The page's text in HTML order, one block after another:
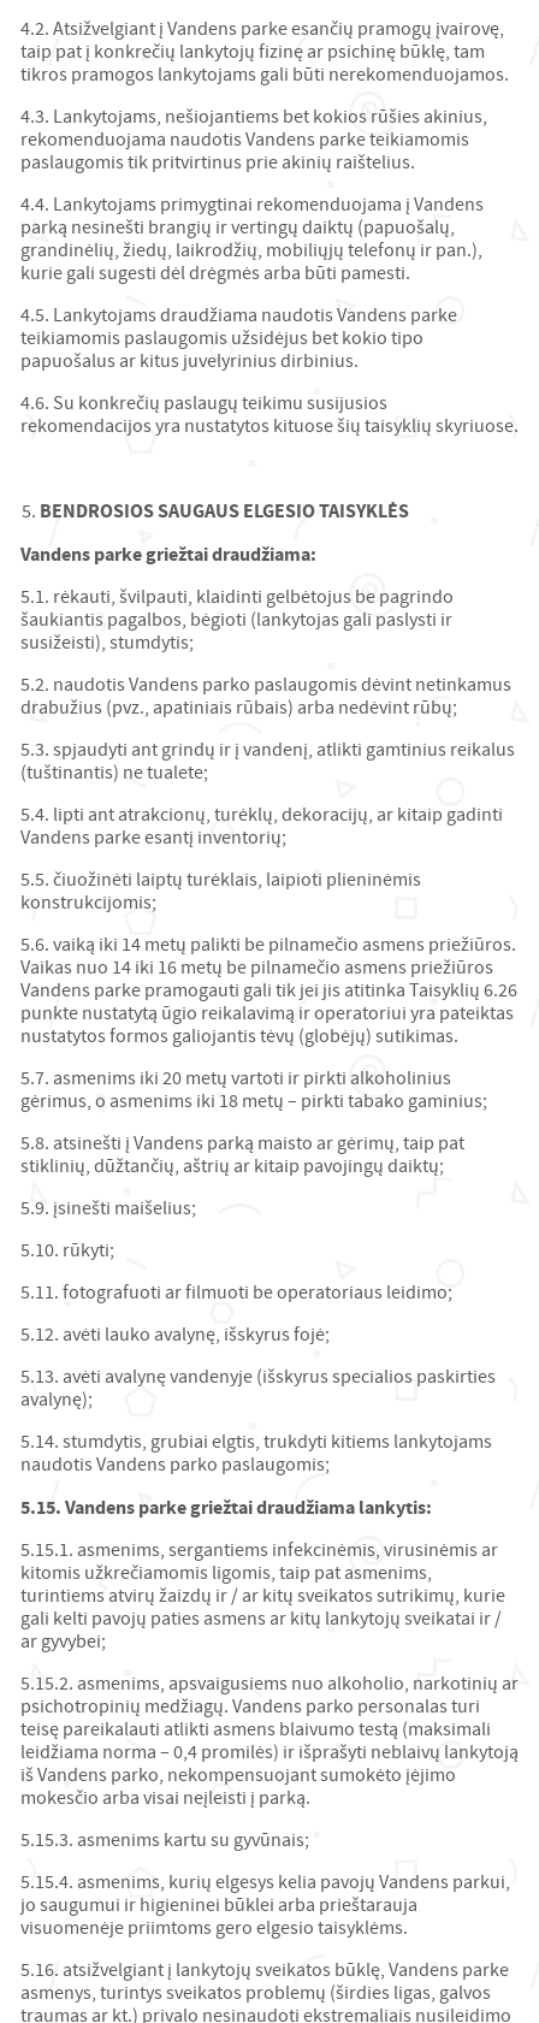
4.2. Atsižvelgiant į Vandens parke esančių pramogų įvairovę,
taip pat į konkrečių lankytojų fizinę ar psichinę būklę, tam
tikros pramogos lankytojams gali būti nerekomenduojamos.
4.3. Lankytojams, nešiojantiems bet kokios rūšies akinius,
rekomenduojama naudotis Vandens parke teikiamomis
paslaugomis tik pritvirtinus prie akinių raištelius.
4.4. Lankytojams primygtinai rekomenduojama į Vandens
parką nesinešti brangių ir vertingų daiktų (papuošalų,
grandinėlių, žiedų, laikrodžių, mobiliųjų telefonų ir pan.),
kurie gali sugesti dėl drėgmės arba būti pamesti.
4.5. Lankytojams draudžiama naudotis Vandens parke
teikiamomis paslaugomis užsidėjus bet kokio tipo
papuošalus ar kitus juvelyrinius dirbinius.
4.6. Su konkrečių paslaugų teikimu susijusios
rekomendacijos yra nustatytos kituose šių taisyklių skyriuose.
BENDROSIOS SAUGAUS ELGESIO TAISYKLĖS
Vandens parke griežtai draudžiama:
5.1. rėkauti, švilpauti, klaidinti gelbėtojus be pagrindo
šaukiantis pagalbos, bėgioti (lankytojas gali paslysti ir
susižeisti), stumdytis;
5.2. naudotis Vandens parko paslaugomis dėvint netinkamus
drabužius (pvz., apatiniais rūbais) arba nedėvint rūbų;
5.3. spjaudyti ant grindų ir į vandenį, atlikti gamtinius reikalus
(tuštinantis) ne tualete;
5.4. lipti ant atrakcionų, turėklų, dekoracijų, ar kitaip gadinti
Vandens parke esantį inventorių;
5.5. čiuožinėti laiptų turėklais, laipioti plieninėmis
konstrukcijomis;
5.6. vaiką iki 14 metų palikti be pilnamečio asmens priežiūros.
Vaikas nuo 14 iki 16 metų be pilnamečio asmens priežiūros
Vandens parke pramogauti gali tik jei jis atitinka Taisyklių 6.26
punkte nustatytą ūgio reikalavimą ir operatoriui yra pateiktas
nustatytos formos galiojantis tėvų (globėjų) sutikimas.
5.7. asmenims iki 20 metų vartoti ir pirkti alkoholinius
gėrimus, o asmenims iki 18 metų – pirkti tabako gaminius;
5.8. atsinešti į Vandens parką maisto ar gėrimų, taip pat
stiklinių, dūžtančių, aštrių ar kitaip pavojingų daiktų;
5.9. įsinešti maišelius;
5.10. rūkyti;
5.11. fotografuoti ar filmuoti be operatoriaus leidimo;
5.12. avėti lauko avalynę, išskyrus fojė;
5.13. avėti avalynę vandenyje (išskyrus specialios paskirties
avalynę);
5.14. stumdytis, grubiai elgtis, trukdyti kitiems lankytojams
naudotis Vandens parko paslaugomis;
5.15. Vandens parke griežtai draudžiama lankytis:
5.15.1. asmenims, sergantiems infekcinėmis, virusinėmis ar
kitomis užkrečiamomis ligomis, taip pat asmenims,
turintiems atvirų žaizdų ir / ar kitų sveikatos sutrikimų, kurie
gali kelti pavojų paties asmens ar kitų lankytojų sveikatai ir /
ar gyvybei;
5.15.2. asmenims, apsvaigusiems nuo alkoholio, narkotinių ar
psichotropinių medžiagų. Vandens parko personalas turi
teisę pareikalauti atlikti asmens blaivumo testą (maksimali
leidžiama norma – 0,4 promilės) ir išprašyti neblaivų lankytoją
iš Vandens parko, nekompensuojant sumokėto įėjimo
mokesčio arba visai neįleisti į parką.
5.15.3. asmenims kartu su gyvūnais;
5.15.4. asmenims, kurių elgesys kelia pavojų Vandens parkui,
jo saugumui ir higieninei būklei arba prieštarauja
visuomenėje priimtoms gero elgesio taisyklėms.
5.16. atsižvelgiant į lankytojų sveikatos būklę, Vandens parke
asmenys, turintys sveikatos problemų (širdies ligas, galvos
traumas ar kt.) privalo nesinaudoti ekstremaliais nusileidimo